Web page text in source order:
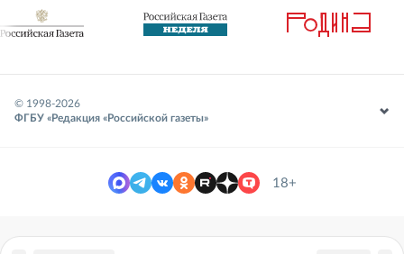
© 1998-2026
ФГБУ «Редакция «Российской газеты»
18+